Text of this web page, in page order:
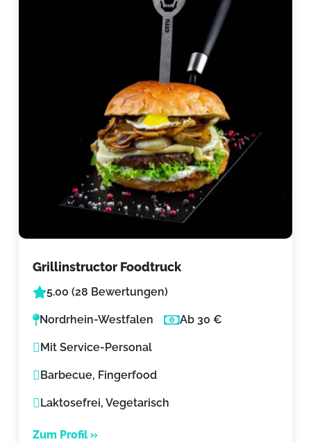
Grillinstructor Foodtruck
5.00 (28 Bewertungen)
Nordrhein-Westfalen Ab 30 €
Mit Service-Personal
Barbecue, Fingerfood
Laktosefrei, Vegetarisch
Zum Profil »